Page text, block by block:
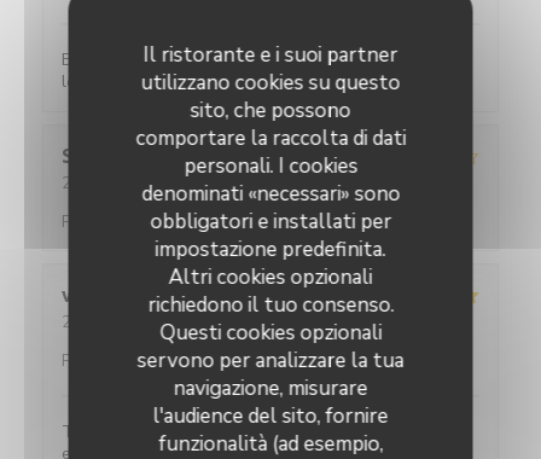
Il ristorante e i suoi partner
utilizzano cookies su questo
sito, che possono
comportare la raccolta di dati
personali. I cookies
denominati «necessari» sono
obbligatori e installati per
impostazione predefinita.
Altri cookies opzionali
richiedono il tuo consenso.
Questi cookies opzionali
servono per analizzare la tua
navigazione, misurare
l'audience del sito, fornire
funzionalità (ad esempio,
Excellent restaurant Très chaleureux très classe et
les prix restent corrects Je recommande
Sebastien
2026-07-31 - 20:00 - Ospiti 2
3/5 Atmosfera: 4/5 Cucina: 5 /5 Qualità /
Prezzo
viviane
2026-07-31
- 20:15 - Ospiti 2
Atmosfera:5/5 Cucina:5/5 Qualità /
Prezzo
/5
Toujours aussi satisfaite, c'est très bon et le service
est parfait.